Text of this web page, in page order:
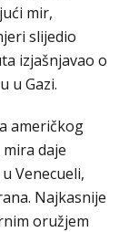
mir,
slijedio
izjašnjavao o
u Gazi.
američkog
daje
Venecueli,
Najkasnije
oružjem